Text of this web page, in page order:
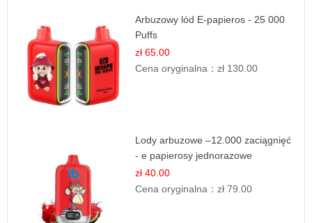
Arbuzowy lód E-papieros - 25 000
Puffs
zł 65.00
Cena oryginalna：zł 130.00
Lody arbuzowe –12.000 zaciągnięć
- e papierosy jednorazowe
zł 40.00
Cena oryginalna：zł 79.00